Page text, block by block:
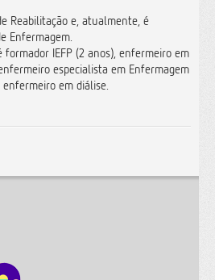
Reabilitação e, atualmente, é
Enfermagem.
formador IEFP (2 anos), enfermeiro em
especialista em Enfermagem
em diálise.